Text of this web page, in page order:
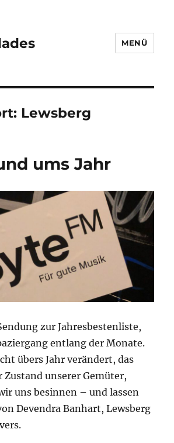
MENÜ
Lewsberg
ums Jahr
zur Jahresbestenliste,
entlang der Monate.
übers Jahr verändert, das
Zustand unserer Gemüter,
uns besinnen – und lassen
Devendra Banhart, Lewsberg